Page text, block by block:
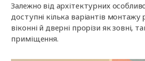
Залежно від архітектурних
доступні кілька варіантів
віконні й дверні прорізи як зовні,
приміщення.